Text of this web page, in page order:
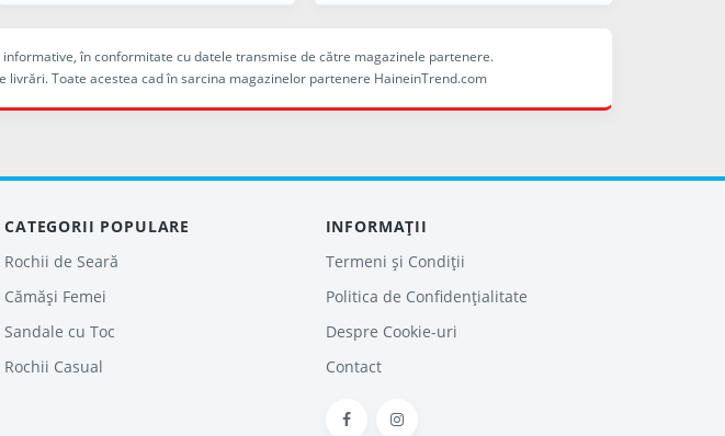
în conformitate cu datele transmise de către magazinele partenere.
Toate acestea cad în sarcina magazinelor partenere HaineinTrend.com
CATEGORII POPULARE
Rochii de Seară
Cămăși Femei
Sandale cu Toc
Rochii Casual
INFORMAȚII
Termeni și Condiții
Politica de Confidențialitate
Despre Cookie-uri
Contact